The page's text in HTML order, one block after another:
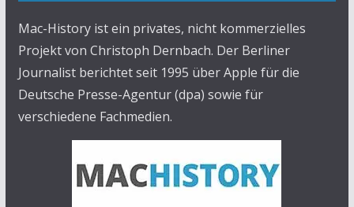
Mac-History ist ein privates, nicht kommerzielles
Projekt von Christoph Dernbach. Der Berliner
Journalist berichtet seit 1995 über Apple für die
Deutsche Presse-Agentur (dpa) sowie für
verschiedene Fachmedien.